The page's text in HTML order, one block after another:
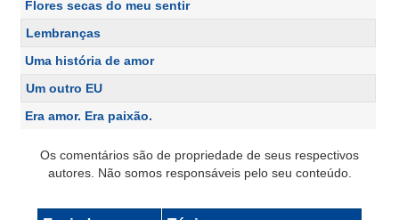
Flores secas do meu sentir
Lembranças
Uma história de amor
Um outro EU
Era amor. Era paixão.
Os comentários são de propriedade de seus respectivos
autores. Não somos responsáveis pelo seu conteúdo.